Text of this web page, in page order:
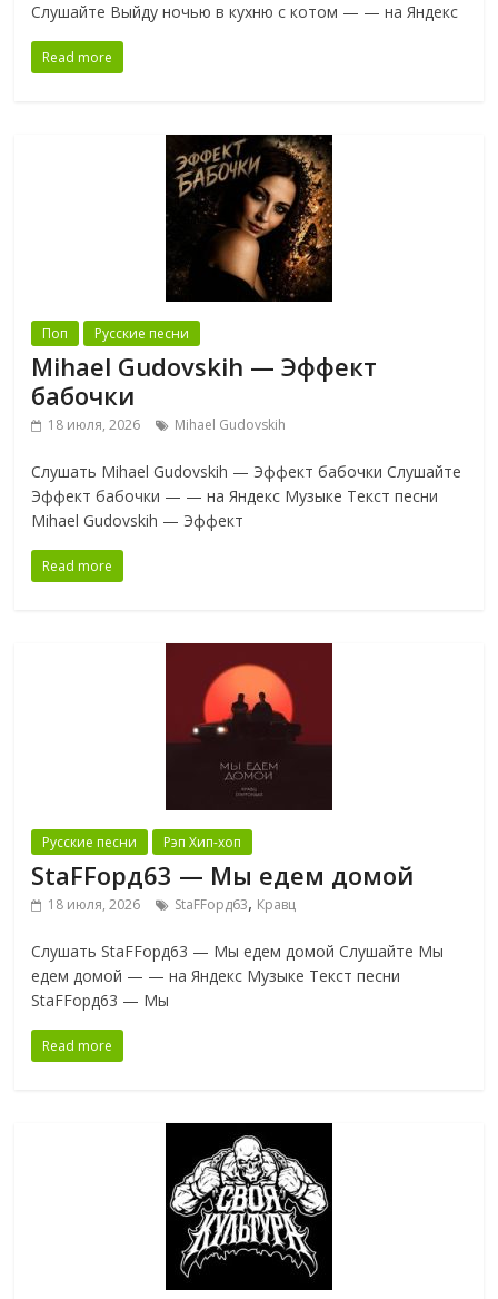
Слушайте Выйду ночью в кухню с котом — — на Яндекс
Read more
Поп Русские песни
Mihael Gudovskih — Эффект
бабочки
18 июля, 2026 Mihael Gudovskih
Слушать Mihael Gudovskih — Эффект бабочки Слушайте
Эффект бабочки — — на Яндекс Музыке Текст песни
Mihael Gudovskih — Эффект
Read more
Русские песни Рэп Хип-хоп
StaFFорд63 — Мы едем домой
18 июля, 2026 StaFFорд63, Кравц
Слушать StaFFорд63 — Мы едем домой Слушайте Мы
едем домой — — на Яндекс Музыке Текст песни
StaFFорд63 — Мы
Read more